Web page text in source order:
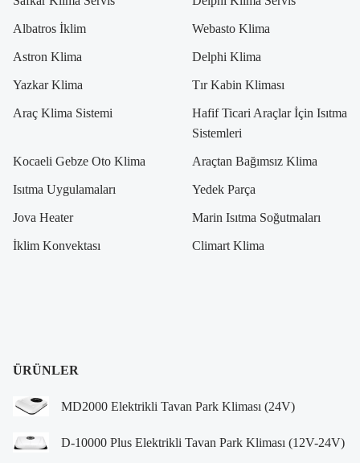
Albatros İklim Webasto Klima
Astron Klima Delphi Klima
Yazkar Klima Tır Kabin Kliması
Araç Klima Sistemi
Hafif Ticari Araçlar İçin Isıtma
Sistemleri
Kocaeli Gebze Oto Klima Araçtan Bağımsız Klima
Isıtma Uygulamaları Yedek Parça
Jova Heater Marin Isıtma Soğutmaları
İklim Konvektası Climart Klima
ÜRÜNLER
MD2000 Elektrikli Tavan Park Kliması (24V)
D-10000 Plus Elektrikli Tavan Park Kliması (12V-24V)